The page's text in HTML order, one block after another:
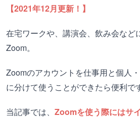
【2021年12月更新！】
在宅ワークや、講演会、飲み会など
Zoom。
Zoomのアカウントを仕事用と個人
に分けて使うことができたら便利で
当記事では、 Zoomを使う際にはサ